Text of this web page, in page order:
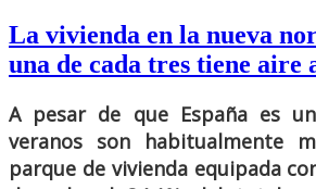
La vivienda en la nueva
una de cada tres tiene aire
A pesar de que España es
veranos son habitualmente
parque de vivienda equipada